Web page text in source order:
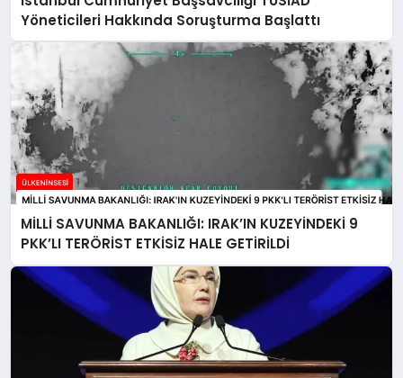
Yöneticileri Hakkında Soruşturma Başlattı
MİLLİ SAVUNMA BAKANLIĞI: IRAK’IN KUZEYİNDEKİ 9
PKK’LI TERÖRİST ETKİSİZ HALE GETİRİLDİ